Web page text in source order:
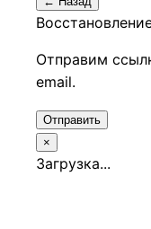
Отправим
email.
Отправить
×
Загрузка...